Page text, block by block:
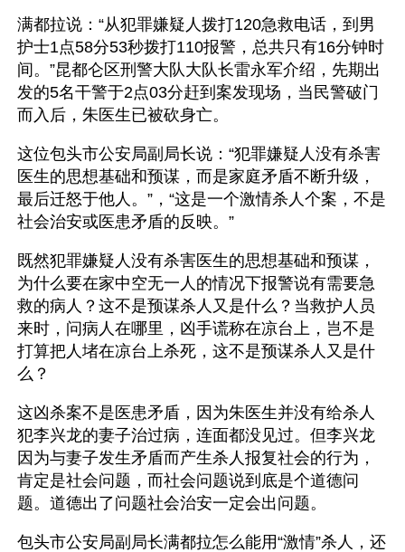
满都拉说：“从犯罪嫌疑人拨打120急救电话，到男
护士1点58分53秒拨打110报警，总共只有16分钟时
间。”昆都仑区刑警大队大队长雷永军介绍，先期出
发的5名干警于2点03分赶到案发现场，当民警破门
而入后，朱医生已被砍身亡。
这位包头市公安局副局长说：“犯罪嫌疑人没有杀害
医生的思想基础和预谋，而是家庭矛盾不断升级，
最后迁怒于他人。”，“这是一个激情杀人个案，不是
社会治安或医患矛盾的反映。”
既然犯罪嫌疑人没有杀害医生的思想基础和预谋，
为什么要在家中空无一人的情况下报警说有需要急
救的病人？这不是预谋杀人又是什么？当救护人员
来时，问病人在哪里，凶手谎称在凉台上，岂不是
打算把人堵在凉台上杀死，这不是预谋杀人又是什
么？
这凶杀案不是医患矛盾，因为朱医生并没有给杀人
犯李兴龙的妻子治过病，连面都没见过。但李兴龙
因为与妻子发生矛盾而产生杀人报复社会的行为，
肯定是社会问题，而社会问题说到底是个道德问
题。道德出了问题社会治安一定会出问题。
包头市公安局副局长满都拉怎么能用“激情”杀人，还